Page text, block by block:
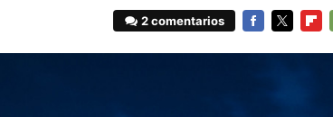
2 comentarios